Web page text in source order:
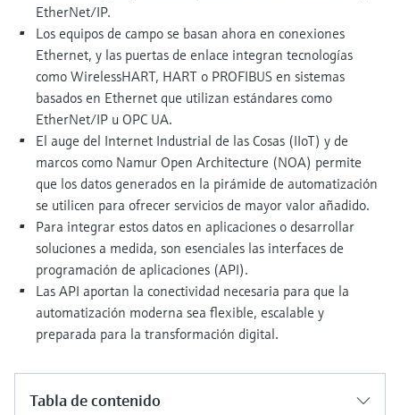
EtherNet/IP.
Los equipos de campo se basan ahora en conexiones
Ethernet, y las puertas de enlace integran tecnologías
como WirelessHART, HART o PROFIBUS en sistemas
basados en Ethernet que utilizan estándares como
EtherNet/IP u OPC UA.
El auge del Internet Industrial de las Cosas (IIoT) y de
marcos como Namur Open Architecture (NOA) permite
que los datos generados en la pirámide de automatización
se utilicen para ofrecer servicios de mayor valor añadido.
Para integrar estos datos en aplicaciones o desarrollar
soluciones a medida, son esenciales las interfaces de
programación de aplicaciones (API).
Las API aportan la conectividad necesaria para que la
automatización moderna sea flexible, escalable y
preparada para la transformación digital.
Tabla de contenido